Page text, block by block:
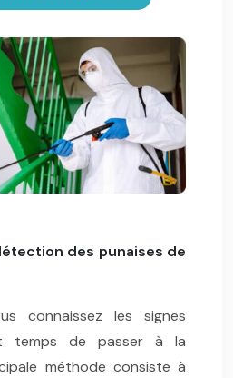
des punaises de
connaissez les signes
temps de passer à la
méthode consiste à